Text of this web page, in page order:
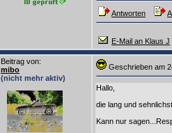
Antworten
E-Mail an Klaus J
Beitrag von:
mibo
(nicht mehr aktiv)
Geschrieben
Hallo,
die lang und
Kann nur